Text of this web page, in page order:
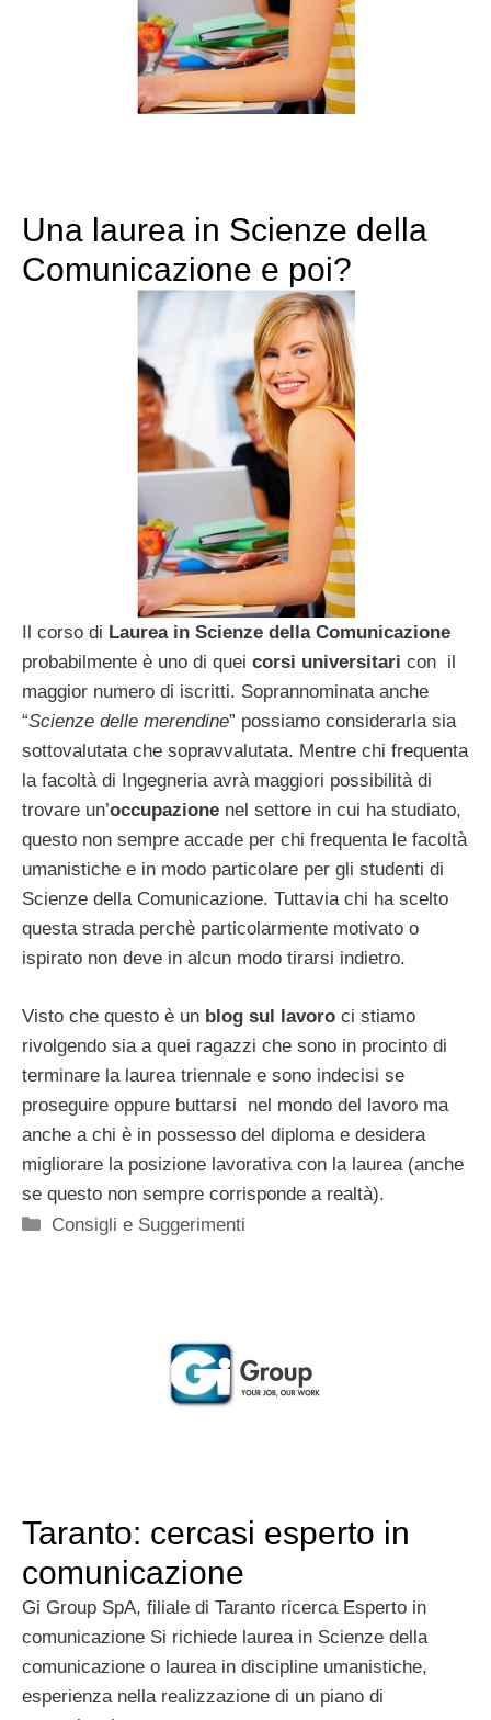
Una laurea in Scienze della
Comunicazione e poi?
Il corso di Laurea in Scienze della Comunicazione
probabilmente è uno di quei corsi universitari con il
maggior numero di iscritti. Soprannominata anche
“Scienze delle merendine” possiamo considerarla sia
sottovalutata che sopravvalutata. Mentre chi frequenta
la facoltà di Ingegneria avrà maggiori possibilità di
trovare un’occupazione nel settore in cui ha studiato,
questo non sempre accade per chi frequenta le facoltà
umanistiche e in modo particolare per gli studenti di
Scienze della Comunicazione. Tuttavia chi ha scelto
questa strada perchè particolarmente motivato o
ispirato non deve in alcun modo tirarsi indietro.
Visto che questo è un blog sul lavoro ci stiamo
rivolgendo sia a quei ragazzi che sono in procinto di
terminare la laurea triennale e sono indecisi se
proseguire oppure buttarsi nel mondo del lavoro ma
anche a chi è in possesso del diploma e desidera
migliorare la posizione lavorativa con la laurea (anche
se questo non sempre corrisponde a realtà).
Categorie
Consigli e Suggerimenti
Taranto: cercasi esperto in
comunicazione
Gi Group SpA, filiale di Taranto ricerca Esperto in
comunicazione Si richiede laurea in Scienze della
comunicazione o laurea in discipline umanistiche,
esperienza nella realizzazione di un piano di